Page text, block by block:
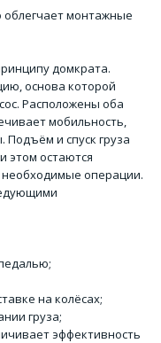
облегчает монтажные
домкрата.
основа которой
Расположены оба
мобильность,
Подъём и спуск груза
этом остаются
операции.
на колёсах;
груза;
эффективность